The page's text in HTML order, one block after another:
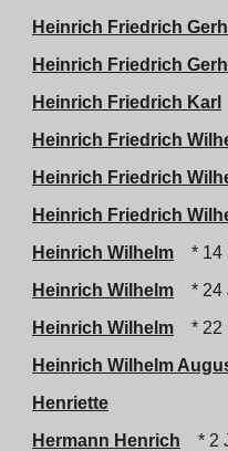
Heinrich Friedrich
Heinrich Friedrich
Heinrich Friedrich Karl
Heinrich Friedrich
Heinrich Friedrich
Heinrich Friedrich
Heinrich Wilhelm
* 14
Heinrich Wilhelm
* 24
Heinrich Wilhelm
* 22
Heinrich Wilhelm
Henriette
Hermann Henrich
* 2